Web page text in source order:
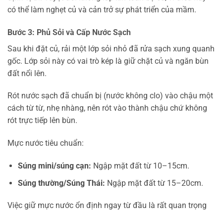
có thể làm nghẹt củ và cản trở sự phát triển của mầm.
Bước 3: Phủ Sỏi và Cấp Nước Sạch
Sau khi đặt củ, rải một lớp sỏi nhỏ đã rửa sạch xung quanh
gốc. Lớp sỏi này có vai trò kép là giữ chặt củ và ngăn bùn
đất nổi lên.
Rót nước sạch đã chuẩn bị (nước không clo) vào chậu một
cách từ từ, nhẹ nhàng, nên rót vào thành chậu chứ không
rót trực tiếp lên bùn.
Mực nước tiêu chuẩn:
Súng mini/súng cạn: Ngập mặt đất từ 10–15cm.
Súng thường/Súng Thái: Ngập mặt đất từ 15–20cm.
Việc giữ mực nước ổn định ngay từ đầu là rất quan trọng